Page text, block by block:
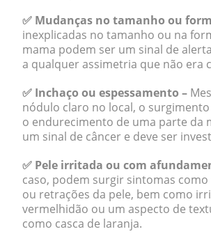
✅ Mudanças no tamanho ou
inexplicadas no tamanho ou na
mama podem ser um sinal de
a qualquer assimetria que não era
✅ Inchaço ou espessamento –
nódulo claro no local, o
o endurecimento de uma parte da
um sinal de câncer e deve ser
✅ Pele irritada ou com
caso, podem surgir sintomas
ou retrações da pele, bem como
vermelhidão ou um aspecto de
como casca de laranja.